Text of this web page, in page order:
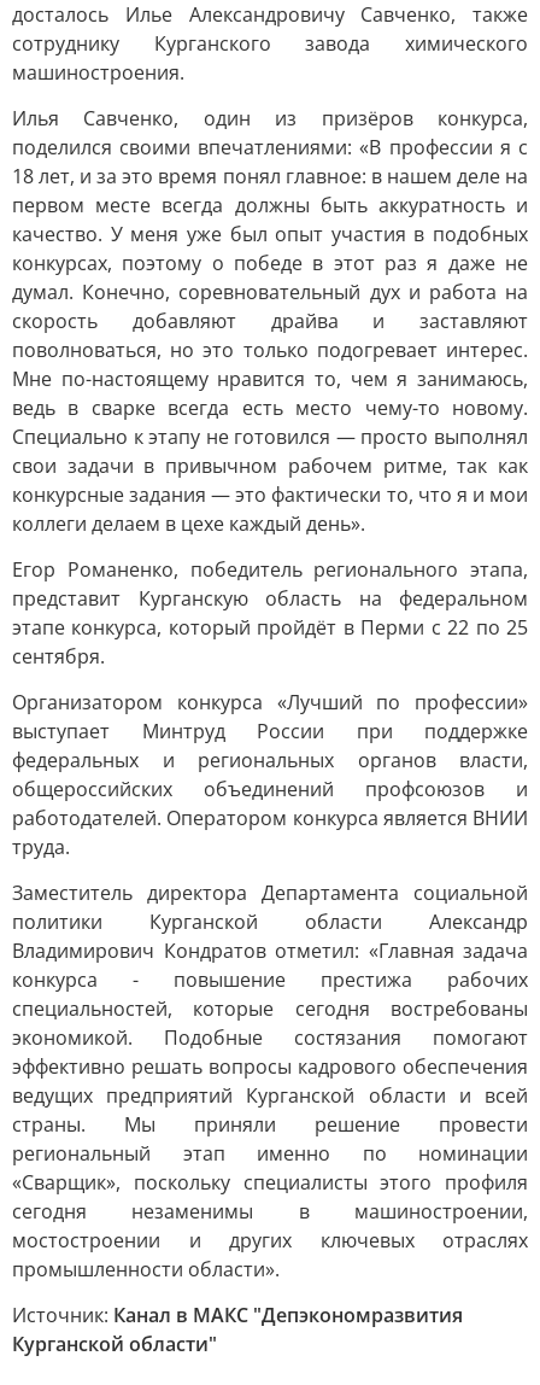
досталось Илье Александровичу Савченко, также
сотруднику Курганского завода химического
машиностроения.
Илья Савченко, один из призёров конкурса,
поделился своими впечатлениями: «В профессии я с
18 лет, и за это время понял главное: в нашем деле на
первом месте всегда должны быть аккуратность и
качество. У меня уже был опыт участия в подобных
конкурсах, поэтому о победе в этот раз я даже не
думал. Конечно, соревновательный дух и работа на
скорость добавляют драйва и заставляют
поволноваться, но это только подогревает интерес.
Мне по-настоящему нравится то, чем я занимаюсь,
ведь в сварке всегда есть место чему-то новому.
Специально к этапу не готовился — просто выполнял
свои задачи в привычном рабочем ритме, так как
конкурсные задания — это фактически то, что я и мои
коллеги делаем в цехе каждый день».
Егор Романенко, победитель регионального этапа,
представит Курганскую область на федеральном
этапе конкурса, который пройдёт в Перми с 22 по 25
сентября.
Организатором конкурса «Лучший по профессии»
выступает Минтруд России при поддержке
федеральных и региональных органов власти,
общероссийских объединений профсоюзов и
работодателей. Оператором конкурса является ВНИИ
труда.
Заместитель директора Департамента социальной
политики Курганской области Александр
Владимирович Кондратов отметил: «Главная задача
конкурса - повышение престижа рабочих
специальностей, которые сегодня востребованы
экономикой. Подобные состязания помогают
эффективно решать вопросы кадрового обеспечения
ведущих предприятий Курганской области и всей
страны. Мы приняли решение провести
региональный этап именно по номинации
«Сварщик», поскольку специалисты этого профиля
сегодня незаменимы в машиностроении,
мостостроении и других ключевых отраслях
промышленности области».
Источник: Канал в МАКС "Депэкономразвития
Курганской области"